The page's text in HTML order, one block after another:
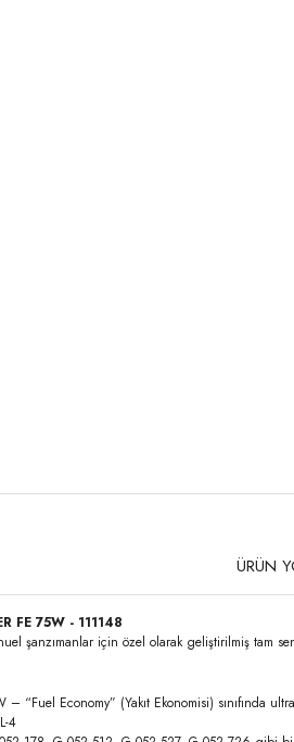
ÜRÜN
FE 75W - 111148
şanzımanlar için özel olarak geliştirilmiş tam
– “Fuel Economy” (Yakıt Ekonomisi) sınıfında
4